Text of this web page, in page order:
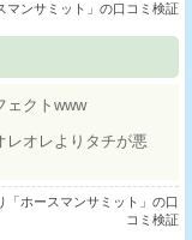
マンサミット」の口コミ検証
ェクトwww
レオレよりタチが悪
「ホースマンサミット」の口
コミ検証